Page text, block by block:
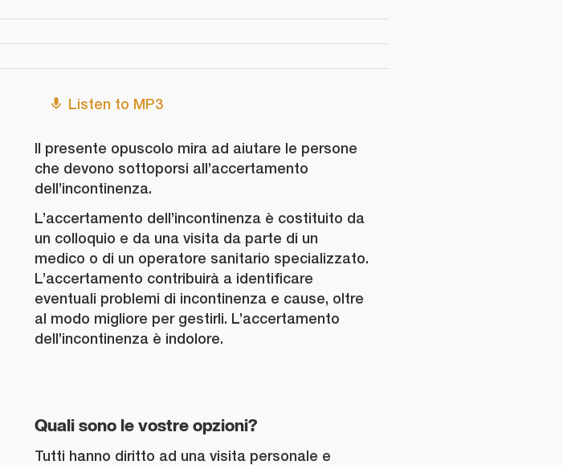
Listen to MP3
Il presente opuscolo mira ad aiutare le persone
che devono sottoporsi all’accertamento
dell’incontinenza.
L’accertamento dell’incontinenza è costituito da
un colloquio e da una visita da parte di un
medico o di un operatore sanitario specializzato.
L’accertamento contribuirà a identificare
eventuali problemi di incontinenza e cause, oltre
al modo migliore per gestirli. L’accertamento
dell’incontinenza è indolore.
Quali sono le vostre opzioni?
Tutti hanno diritto ad una visita personale e